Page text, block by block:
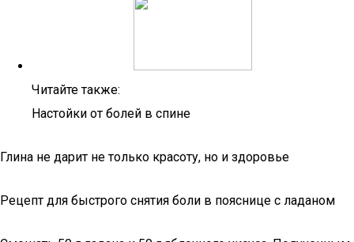
Читайте также:
Настойки от болей в спине
Глина не дарит не только красоту, но и здоровье
Рецепт для быстрого снятия боли в пояснице с ладаном